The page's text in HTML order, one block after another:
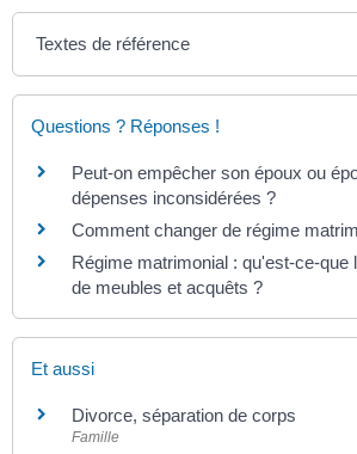
Textes de référence
Questions ? Réponses !
Peut-on empêcher son époux ou
dépenses inconsidérées ?
Comment changer de régime
Régime matrimonial : qu'est-ce-que
de meubles et acquêts ?
Et aussi
Divorce, séparation de corps
Famille